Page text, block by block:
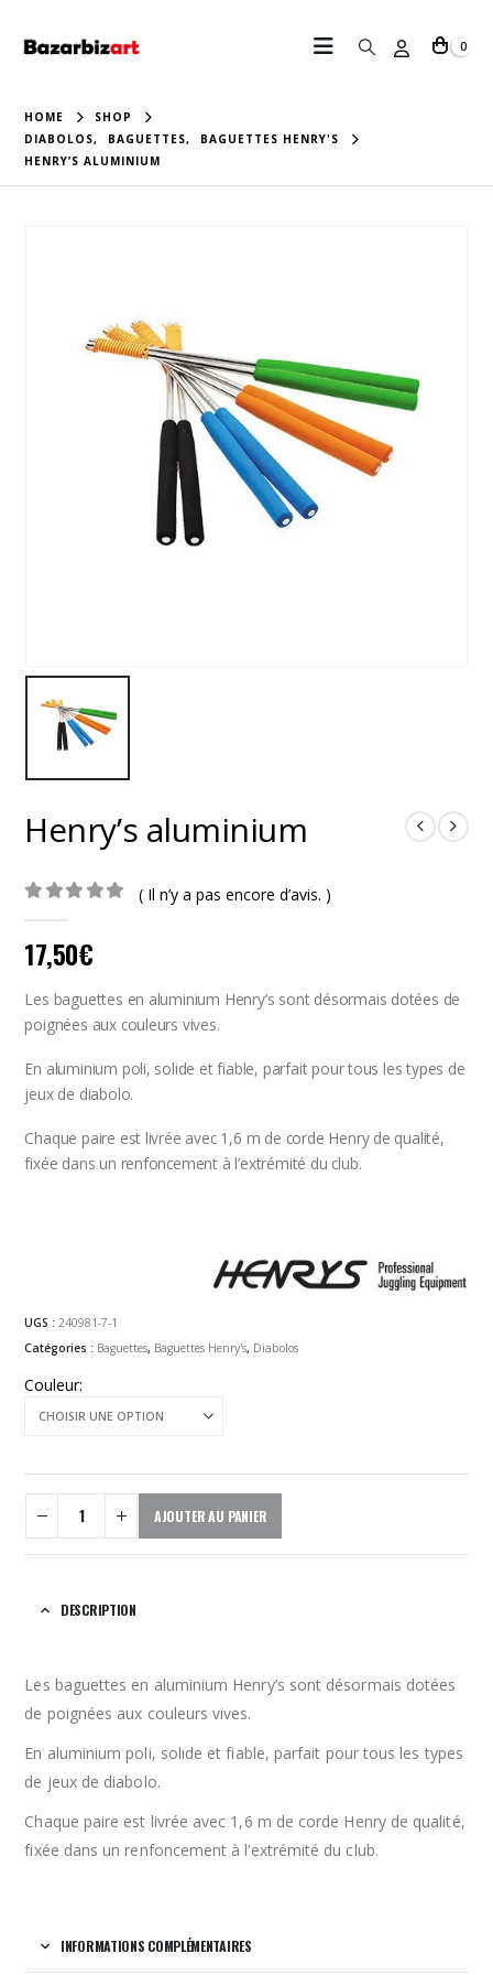
0
HOME
SHOP
DIABOLOS, BAGUETTES,
BAGUETTES HENRY'S
HENRY’S ALUMINIUM
Henry’s aluminium
( Il n’y a pas encore d’avis. )
17,50€
Les baguettes en aluminium Henry’s sont désormais dotées de
poignées aux couleurs vives.
En aluminium poli, solide et fiable, parfait pour tous les types de
jeux de diabolo.
Chaque paire est livrée avec 1,6 m de corde Henry de qualité,
fixée dans un renfoncement à l’extrémité du club.
UGS :240981-7-1
Catégories : Baguettes, Baguettes Henry's, Diabolos
Couleur
AJOUTER AU PANIER
DESCRIPTION
Les baguettes en aluminium Henry’s sont désormais dotées
de poignées aux couleurs vives.
En aluminium poli, solide et fiable, parfait pour tous les types
de jeux de diabolo.
Chaque paire est livrée avec 1,6 m de corde Henry de qualité,
fixée dans un renfoncement à l’extrémité du club.
INFORMATIONS COMPLÉMENTAIRES